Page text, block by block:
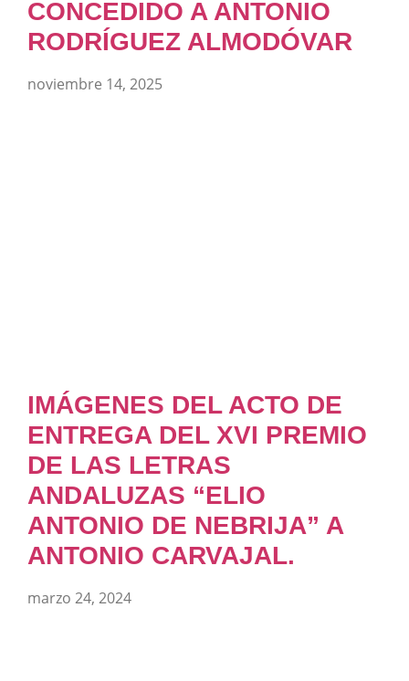
CONCEDIDO A ANTONIO
RODRÍGUEZ ALMODÓVAR
noviembre 14, 2025
IMÁGENES DEL ACTO DE
ENTREGA DEL XVI PREMIO
DE LAS LETRAS
ANDALUZAS “ELIO
ANTONIO DE NEBRIJA” A
ANTONIO CARVAJAL.
marzo 24, 2024